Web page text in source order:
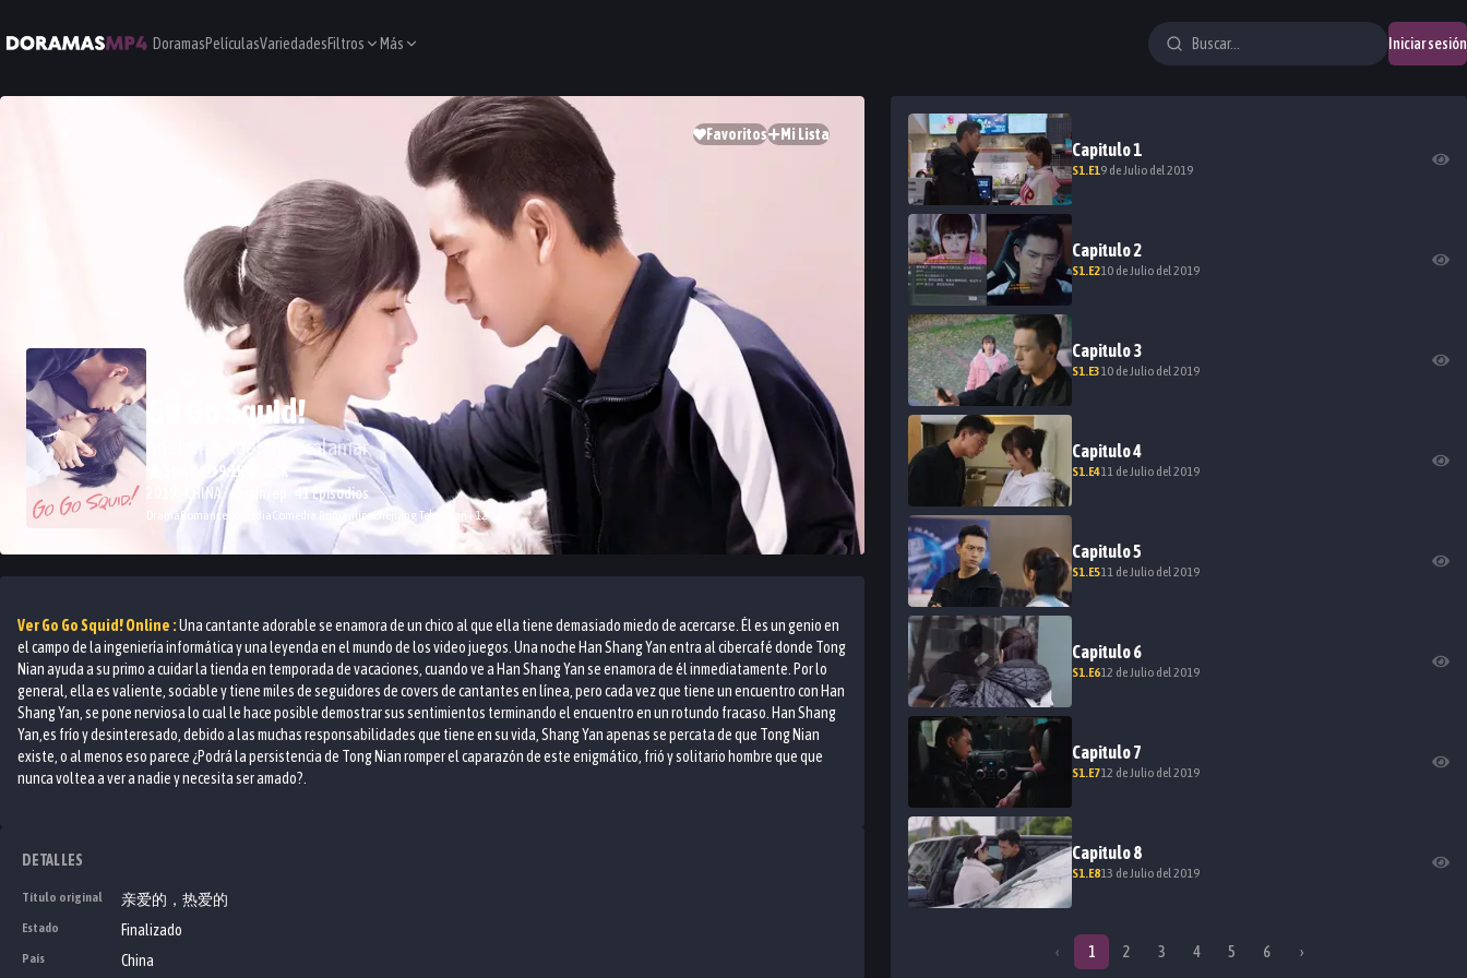
DoramasPelículasVariedadesFiltros Más Iniciar sesión
Favoritos Mi Lista
Go Go Squid!
Adelante Adelante calamar
9.1K
2019 · CHINA · 45min/ep · 41 Episodios
Drama Romance ComediaComedia Romantica Zhejiang Television +12
VerGo Go Squid!Online :Una cantante adorable se enamora de un chico al que ella tiene demasiado miedo de acercarse. Él es un genio en
el campo de la ingeniería informática y una leyenda en el mundo de los video juegos. Una noche Han Shang Yan entra al cibercafé donde Tong
Nian ayuda a su primo a cuidar la tienda en temporada de vacaciones, cuando ve a Han Shang Yan se enamora de él inmediatamente. Por lo
general, ella es valiente, sociable y tiene miles de seguidores de covers de cantantes en línea, pero cada vez que tiene un encuentro con Han
Shang Yan, se pone nerviosa lo cual le hace posible demostrar sus sentimientos terminando el encuentro en un rotundo fracaso. Han Shang
Yan,es frío y desinteresado, debido a las muchas responsabilidades que tiene en su vida, Shang Yan apenas se percata de que Tong Nian
existe, o al menos eso parece ¿Podrá la persistencia de Tong Nian romper el caparazón de este enigmático, frió y solitario hombre que que
nunca voltea a ver a nadie y necesita ser amado?.
DETALLES
Título original 亲爱的，热爱的
Estado Finalizado
País China
Capitulo1
S1 .E19 de Julio del 2019
Capitulo2
S1 .E210 de Julio del 2019
Capitulo3
S1 .E310 de Julio del 2019
Capitulo4
S1 .E411 de Julio del 2019
Capitulo5
S1 .E511 de Julio del 2019
Capitulo6
S1 .E612 de Julio del 2019
Capitulo7
S1 .E712 de Julio del 2019
Capitulo8
S1 .E813 de Julio del 2019
‹ 1 2 3 4 5 6 ›